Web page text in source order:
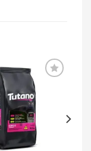
Adicionar
à lista de
desejos